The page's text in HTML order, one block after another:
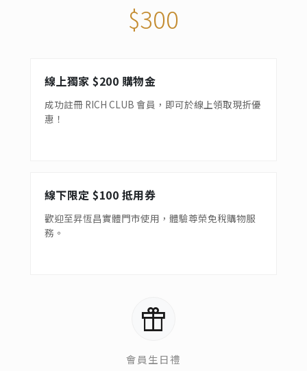
$300
線上獨家 $200 購物金
成功註冊 RICH CLUB 會員，即可於線上領取現折優
惠！
線下限定 $100 抵用券
歡迎至昇恆昌實體門市使用，體驗尊榮免稅購物服
務。
featured_seasonal_and_gifts
會員生日禮